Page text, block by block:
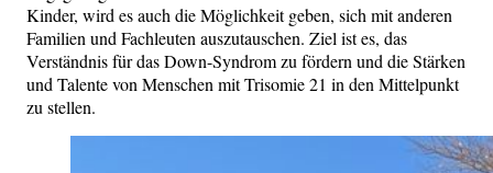
Kinder, wird es auch die Möglichkeit geben, sich mit anderen
Familien und Fachleuten auszutauschen. Ziel ist es, das
Verständnis für das Down-Syndrom zu fördern und die Stärken
und Talente von Menschen mit Trisomie 21 in den Mittelpunkt
zu stellen.